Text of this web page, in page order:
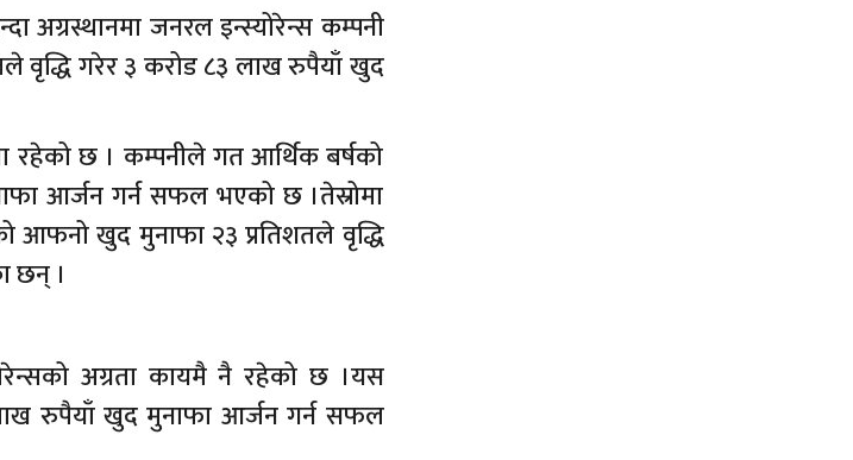
अग्रस्थानमा जनरल इन्स्योरेन्स कम्पनी
वृद्धि गरेर ३ करोड ८३ लाख रुपैयाँ खुद
रहेको छ । कम्पनीले गत आर्थिक बर्षको
आर्जन गर्न सफल भएको छ ।तेस्रोमा
आफनो खुद मुनाफा २३ प्रतिशतले वृद्धि
छन् ।
अग्रता कायमै नै रहेको छ ।यस
रुपैयाँ खुद मुनाफा आर्जन गर्न सफल